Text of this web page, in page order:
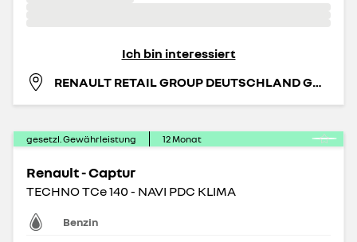
Ich bin interessiert
RENAULT RETAIL GROUP DEUTSCHLAND GMBH
gesetzl. Gewährleistung 12Monat
Renault - Captur
TECHNO TCe 140 - NAVI PDC KLIMA
Benzin